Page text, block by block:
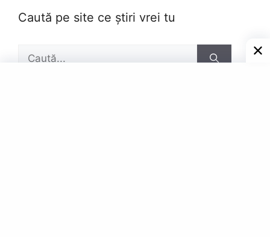
Caută pe site ce știri vrei tu
Caută
după: